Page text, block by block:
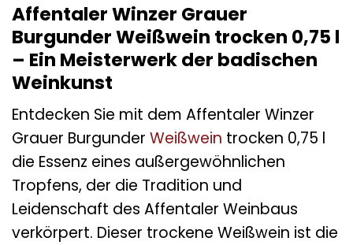
Affentaler Winzer Grauer
Burgunder Weißwein trocken 0,75 l
– Ein Meisterwerk der badischen
Weinkunst
Entdecken Sie mit dem Affentaler Winzer
Grauer Burgunder Weißwein trocken 0,75 l
die Essenz eines außergewöhnlichen
Tropfens, der die Tradition und
Leidenschaft des Affentaler Weinbaus
verkörpert. Dieser trockene Weißwein ist die